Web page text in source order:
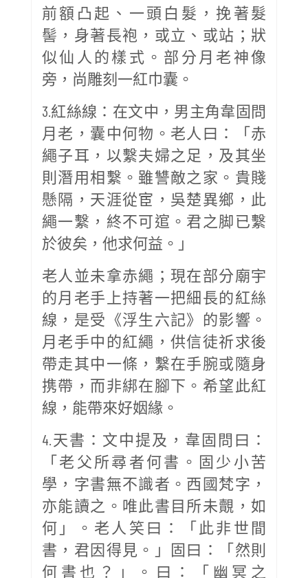
前額凸起、一頭白髮，挽著髮
髻，身著長袍，或立、或站；狀
似仙人的樣式。部分月老神像
旁，尚雕刻一紅巾囊。
3.紅絲線：在文中，男主角韋固問
月老，囊中何物。老人曰：「赤
繩子耳，以繫夫婦之足，及其坐
則潛用相繫。雖讐敵之家。貴賤
懸隔，天涯從宦，吳楚異鄉，此
繩一繫，終不可逭。君之脚已繫
於彼矣，他求何益。」
老人並未拿赤繩；現在部分廟宇
的月老手上持著一把細長的紅絲
線，是受《浮生六記》的影響。
月老手中的紅繩，供信徒祈求後
帶走其中一條，繫在手腕或隨身
携帶，而非綁在腳下。希望此紅
線，能帶來好姻緣。
4.天書：文中提及，韋固問曰：
「老父所尋者何書。固少小苦
學，字書無不識者。西國梵字，
亦能讀之。唯此書目所未覿，如
何」。老人笑曰：「此非世間
書，君因得見。」固曰：「然則
何書也？」。曰：「幽冥之